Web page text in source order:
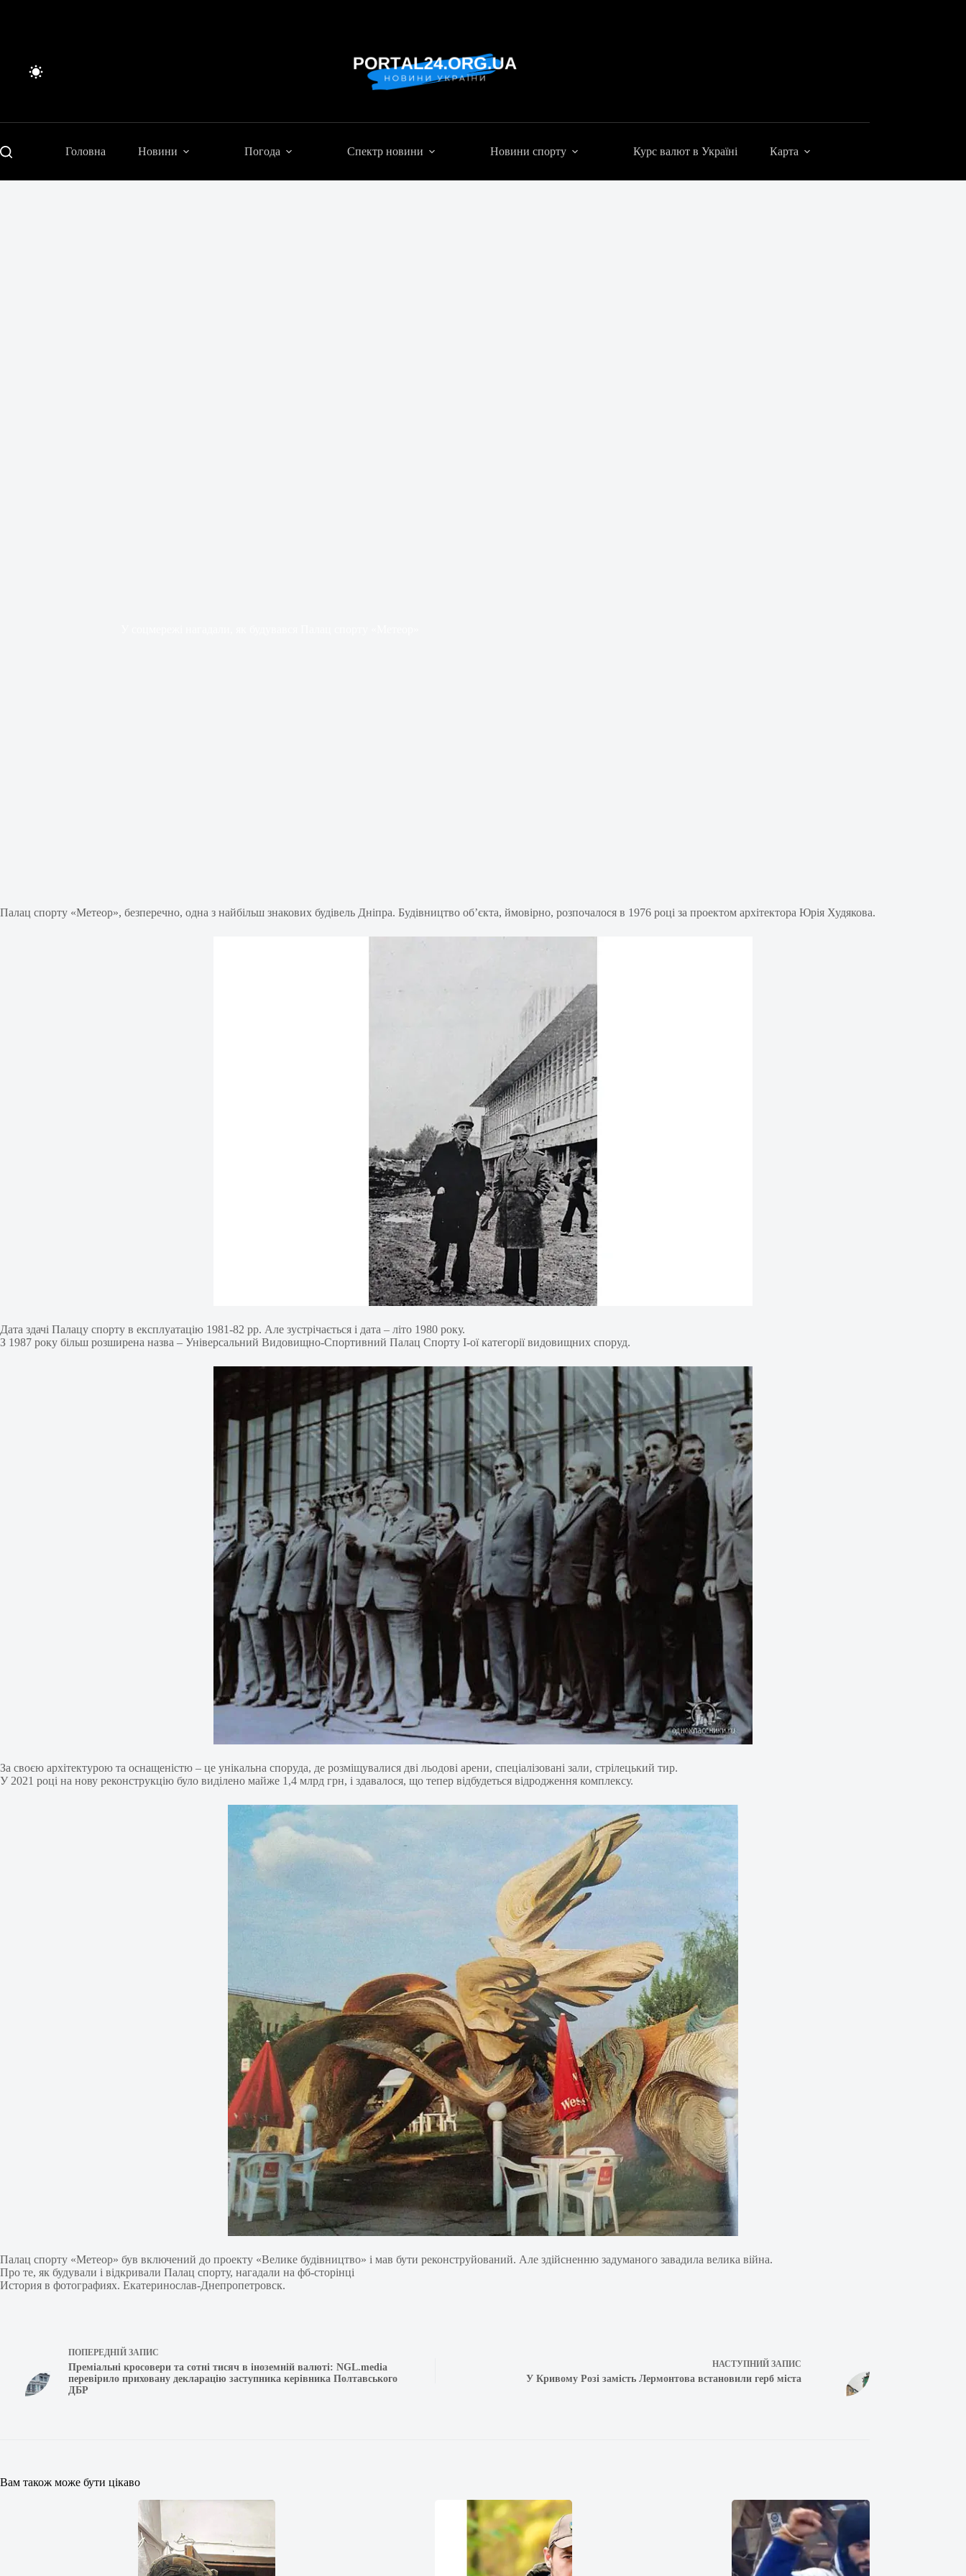
Головна Новини Погода Спектр новини Новини спорту Курс валют в Україні Карта
Палац спорту «Метеор», безперечно, одна з найбільш знакових будівель Дніпра. Будівництво об’єкта, ймовірно, розпочалося в 1976 році за проектом архітектора Юрія Худякова.
Дата здачі Палацу спорту в експлуатацію 1981-82 рр. Але зустрічається і дата – літо 1980 року.
З 1987 року більш розширена назва – Універсальний Видовищно-Спортивний Палац Спорту I-ої категорії видовищних споруд.
За своєю архітектурою та оснащеністю – це унікальна споруда, де розміщувалися дві льодові арени, спеціалізовані зали, стрілецький тир.
У 2021 році на нову реконструкцію було виділено майже 1,4 млрд грн, і здавалося, що тепер відбудеться відродження комплексу.
Палац спорту «Метеор» був включений до проекту «Велике будівництво» і мав бути реконструйований. Але здійсненню задуманого завадила велика війна.
Про те, як будували і відкривали Палац спорту, нагадали на фб-сторінці
История в фотографиях. Екатеринослав-Днепропетровск.
ПОПЕРЕДНІЙ ЗАПИС
Преміальні кросовери та сотні тисяч в іноземній валюті: NGL.media
перевірило приховану декларацію заступника керівника Полтавського
ДБР
НАСТУПНИЙ ЗАПИС
У Кривому Розі замість Лермонтова встановили герб міста
Вам також може бути цікаво